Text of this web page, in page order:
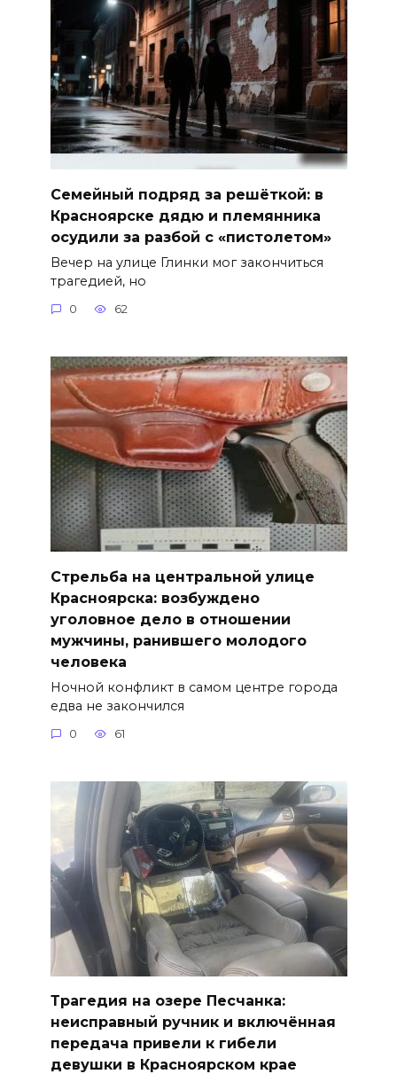
Семейный подряд за решёткой: в
Красноярске дядю и племянника
осудили за разбой с «пистолетом»
Вечер на улице Глинки мог закончиться
трагедией, но
0 62
Стрельба на центральной улице
Красноярска: возбуждено
уголовное дело в отношении
мужчины, ранившего молодого
человека
Ночной конфликт в самом центре города
едва не закончился
0 61
Трагедия на озере Песчанка:
неисправный ручник и включённая
передача привели к гибели
девушки в Красноярском крае